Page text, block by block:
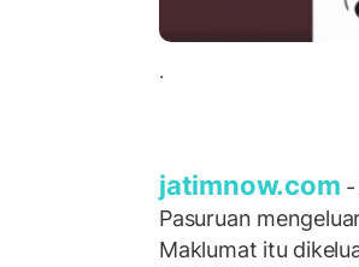
.
jatimnow.com -
Pasuruan
Maklumat itu